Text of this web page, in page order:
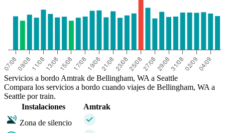
Servicios a bordo Amtrak de Bellingham, WA a Seattle
Compara los servicios a bordo cuando viajes de Bellingham, WA a
Seattle por train.
Instalaciones
Amtrak
Zona de silencio